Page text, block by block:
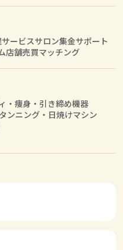
ービスサロン集金サポート
店舗売買マッチング
・痩身・引き締め機器
タンニング・日焼けマシン